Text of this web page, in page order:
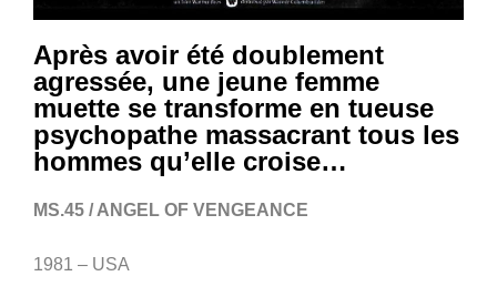
Après avoir été doublement
agressée, une jeune femme
muette se transforme en tueuse
psychopathe massacrant tous les
hommes qu’elle croise…
MS.45 / ANGEL OF VENGEANCE
1981 – USA